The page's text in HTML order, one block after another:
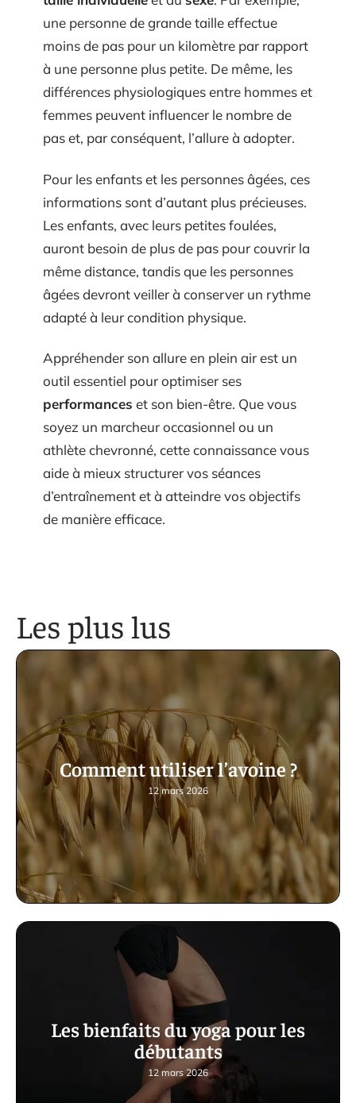
une personne de grande taille effectue
moins de pas pour un kilomètre par rapport
à une personne plus petite. De même, les
différences physiologiques entre hommes et
femmes peuvent influencer le nombre de
pas et, par conséquent, l’allure à adopter.
Pour les enfants et les personnes âgées, ces
informations sont d’autant plus précieuses.
Les enfants, avec leurs petites foulées,
auront besoin de plus de pas pour couvrir la
même distance, tandis que les personnes
âgées devront veiller à conserver un rythme
adapté à leur condition physique.
Appréhender son allure en plein air est un
outil essentiel pour optimiser ses
performances et son bien-être. Que vous
soyez un marcheur occasionnel ou un
athlète chevronné, cette connaissance vous
aide à mieux structurer vos séances
d’entraînement et à atteindre vos objectifs
de manière efficace.
Les plus lus
Comment utiliser l’avoine ?
12 mars 2026
Les bienfaits du yoga pour les
débutants
12 mars 2026